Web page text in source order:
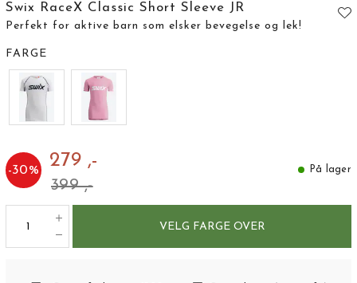
Swix RaceX Classic Short Sleeve JR
Perfekt for aktive barn som elsker bevegelse og lek!
FARGE
-30% 279 ,-
399 ,-
På lager
VELG FARGE OVER